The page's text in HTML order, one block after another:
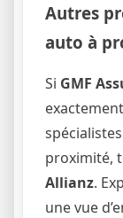
Autres
auto à
Si GMF
proximité,
Allianz.
une vue